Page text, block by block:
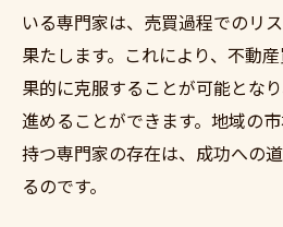
いる専門家は、売買過程でのリ
果たします。これにより、不動
果的に克服することが可能とな
進めることができます。地域の
持つ専門家の存在は、成功への
るのです。